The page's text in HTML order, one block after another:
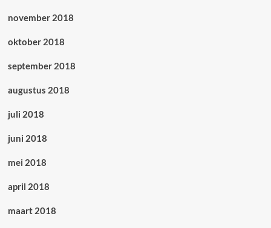
november 2018
oktober 2018
september 2018
augustus 2018
juli 2018
juni 2018
mei 2018
april 2018
maart 2018